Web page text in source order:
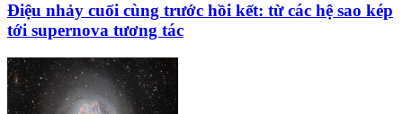
Điệu nhảy cuối cùng trước hồi kết: từ các hệ sao kép
tới supernova tương tác